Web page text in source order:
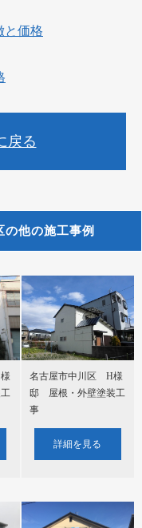
と価格
戻る
の他の施工事例
名古屋市中川区 H様
邸 屋根・外壁塗装工
事
詳細を見る